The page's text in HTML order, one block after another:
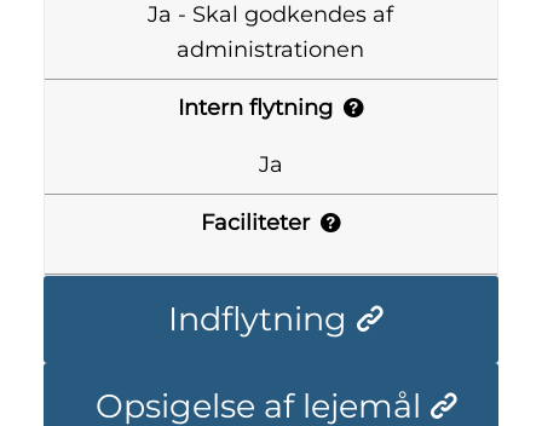
Ja - Skal godkendes af
administrationen
Intern flytning
Ja
Faciliteter
Indflytning
Opsigelse af lejemål